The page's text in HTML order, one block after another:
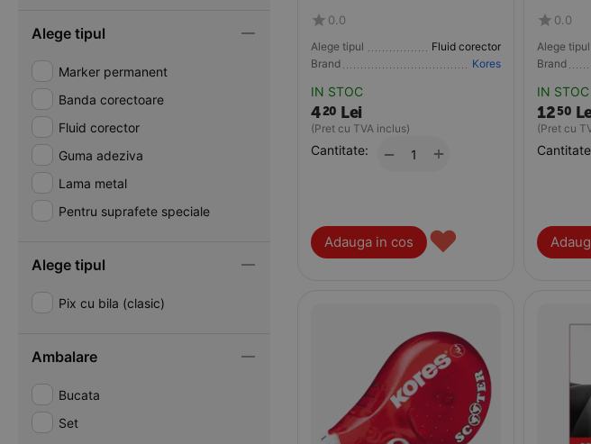
0.0
Alege tipul
Fluid corector
Brand
Kores
IN STOC
420 Lei
(Pret cu TVA inclus)
Cantitate: +
−
Adauga in cos ♥
0.0
Alege tipul
Brand
IN STOC
1250
(Pret cu
Alege tipul
Marker permanent
Banda corectoare
Fluid corector
Guma adeziva
Lama metal
Pentru suprafete speciale
Alege tipul
Pix cu bila (clasic)
Ambalare
Bucata
Set